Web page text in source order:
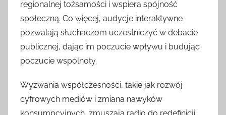
regionalnej tożsamości i wspiera spójność
społeczną. Co więcej, audycje interaktywne
pozwalają słuchaczom uczestniczyć w debacie
publicznej, dając im poczucie wpływu i budując
poczucie wspólnoty.
Wyzwania współczesności, takie jak rozwój
cyfrowych mediów i zmiana nawyków